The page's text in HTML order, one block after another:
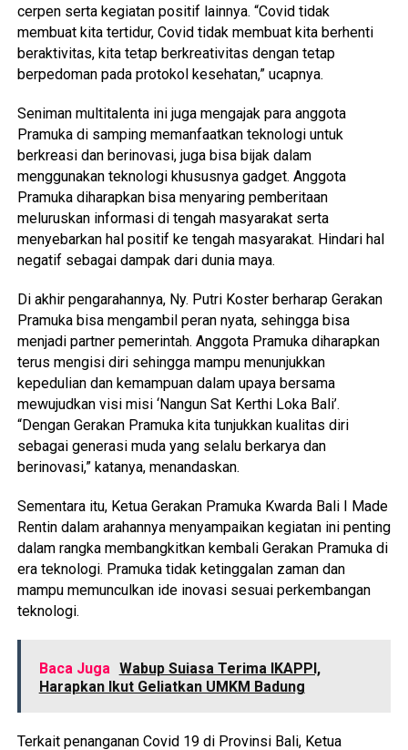
cerpen serta kegiatan positif lainnya. “Covid tidak
membuat kita tertidur, Covid tidak membuat kita berhenti
beraktivitas, kita tetap berkreativitas dengan tetap
berpedoman pada protokol kesehatan,” ucapnya.
Seniman multitalenta ini juga mengajak para anggota
Pramuka di samping memanfaatkan teknologi untuk
berkreasi dan berinovasi, juga bisa bijak dalam
menggunakan teknologi khususnya gadget. Anggota
Pramuka diharapkan bisa menyaring pemberitaan
meluruskan informasi di tengah masyarakat serta
menyebarkan hal positif ke tengah masyarakat. Hindari hal
negatif sebagai dampak dari dunia maya.
Di akhir pengarahannya, Ny. Putri Koster berharap Gerakan
Pramuka bisa mengambil peran nyata, sehingga bisa
menjadi partner pemerintah. Anggota Pramuka diharapkan
terus mengisi diri sehingga mampu menunjukkan
kepedulian dan kemampuan dalam upaya bersama
mewujudkan visi misi ‘Nangun Sat Kerthi Loka Bali’.
“Dengan Gerakan Pramuka kita tunjukkan kualitas diri
sebagai generasi muda yang selalu berkarya dan
berinovasi,” katanya, menandaskan.
Sementara itu, Ketua Gerakan Pramuka Kwarda Bali I Made
Rentin dalam arahannya menyampaikan kegiatan ini penting
dalam rangka membangkitkan kembali Gerakan Pramuka di
era teknologi. Pramuka tidak ketinggalan zaman dan
mampu memunculkan ide inovasi sesuai perkembangan
teknologi.
Baca Juga Wabup Suiasa Terima IKAPPI,
Harapkan Ikut Geliatkan UMKM Badung
Terkait penanganan Covid 19 di Provinsi Bali, Ketua